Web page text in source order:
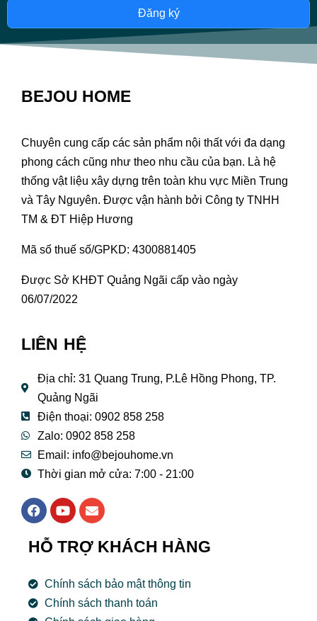
Đăng ký
BEJOU HOME
Chuyên cung cấp các sản phẩm nội thất với đa dạng
phong cách cũng như theo nhu cầu của bạn. Là hệ
thống vật liệu xây dựng trên toàn khu vực Miền Trung
và Tây Nguyên. Được vận hành bởi Công ty TNHH
TM & ĐT Hiệp Hương
Mã số thuế số/GPKD: 4300881405
Được Sở KHĐT Quảng Ngãi cấp vào ngày
06/07/2022
LIÊN HỆ
Địa chỉ: 31 Quang Trung, P.Lê Hồng Phong, TP.
Quảng Ngãi
Điện thoại: 0902 858 258
Zalo: 0902 858 258
Email: info@bejouhome.vn
Thời gian mở cửa: 7:00 - 21:00
F
a
e
b
o
k
Y
o
t
u
e
E
n
e
l
p
e
HỖ TRỢ KHÁCH HÀNG
Chính sách bảo mật thông tin
Chính sách thanh toán